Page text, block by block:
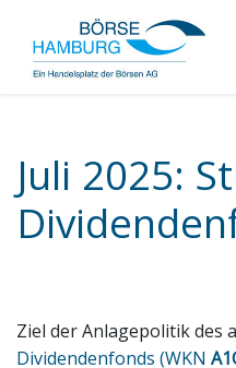
Juli 2025:
Ziel der Anlagepolitik des
Dividendenfonds (WKN